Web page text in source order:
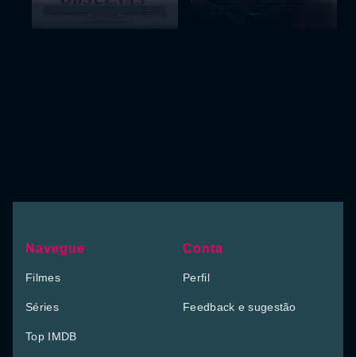
Navegue
Filmes
Séries
Top IMDB
Conta
Perfil
Feedback e sugestão